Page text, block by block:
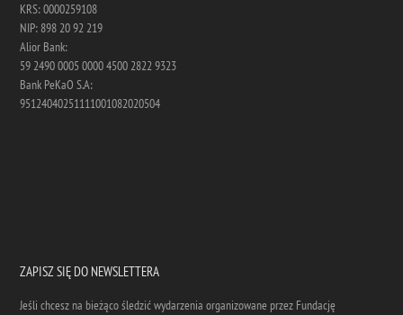
KRS: 0000259108
NIP: 898 20 92 219
Alior Bank:
59 2490 0005 0000 4500 2822 9323
Bank PeKaO S.A:
95124040251111001082020504
ZAPISZ SIĘ DO NEWSLETTERA
Jeśli chcesz na bieżąco śledzić wydarzenia organizowane przez Fundację